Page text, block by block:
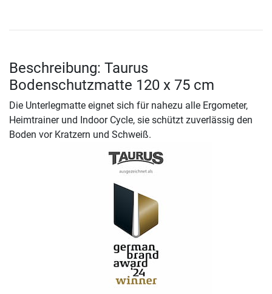
Beschreibung: Taurus
Bodenschutzmatte 120 x 75 cm
Die Unterlegmatte eignet sich für nahezu alle Ergometer,
Heimtrainer und Indoor Cycle, sie schützt zuverlässig den
Boden vor Kratzern und Schweiß.